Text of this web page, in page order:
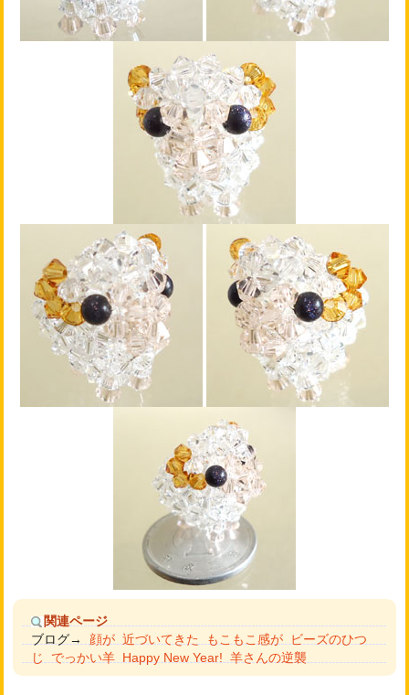
関連ページ
ブログ→ 顔が 近づいてきた もこもこ感が
ビーズのひつ
じ
でっかい羊 Happy New Year! 羊さんの逆襲